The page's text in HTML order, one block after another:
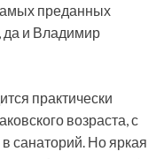
преданных
да и Владимир
практически
возраста, с
санаторий. Но яркая